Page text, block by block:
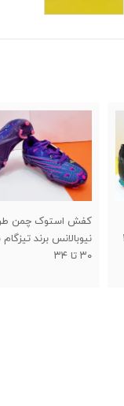
قلم بند جورابی خارجی